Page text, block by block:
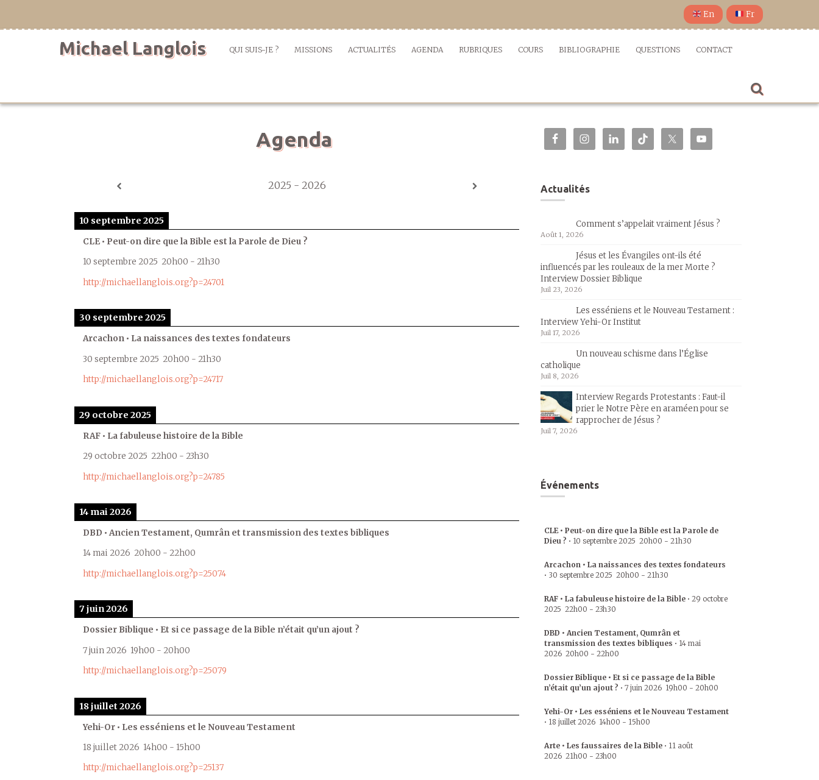
En Fr
Michael Langlois QUI SUIS-JE ? MISSIONS ACTUALITÉS AGENDA RUBRIQUES COURS BIBLIOGRAPHIE QUESTIONS CONTACT
Agenda
2025 - 2026
10 septembre 2025
CLE • Peut-on dire que la Bible est la Parole de Dieu ?
10 septembre 2025 20h00 - 21h30
http://michaellanglois.org?p=24701
30 septembre 2025
Arcachon • La naissances des textes fondateurs
30 septembre 2025 20h00 - 21h30
http://michaellanglois.org?p=24717
29 octobre 2025
RAF • La fabuleuse histoire de la Bible
29 octobre 2025 22h00 - 23h30
http://michaellanglois.org?p=24785
14 mai 2026
DBD • Ancien Testament, Qumrân et transmission des textes bibliques
14 mai 2026 20h00 - 22h00
http://michaellanglois.org?p=25074
7 juin 2026
Dossier Biblique • Et si ce passage de la Bible n’était qu’un ajout ?
7 juin 2026 19h00 - 20h00
http://michaellanglois.org?p=25079
18 juillet 2026
Yehi-Or • Les esséniens et le Nouveau Testament
18 juillet 2026 14h00 - 15h00
http://michaellanglois.org?p=25137
Actualités
Comment s’appelait vraiment Jésus ?
Août 1, 2026
Jésus et les Évangiles ont-ils été
influencés par les rouleaux de la mer Morte ?
Interview Dossier Biblique
Juil 23, 2026
Les esséniens et le Nouveau Testament :
Interview Yehi-Or Institut
Juil 17, 2026
Un nouveau schisme dans l’Église
catholique
Juil 8, 2026
Interview Regards Protestants : Faut-il
prier le Notre Père en araméen pour se
rapprocher de Jésus ?
Juil 7, 2026
Événements
CLE • Peut-on dire que la Bible est la Parole de
Dieu ? • 10 septembre 2025 20h00 - 21h30
Arcachon • La naissances des textes fondateurs
• 30 septembre 2025 20h00 - 21h30
RAF • La fabuleuse histoire de la Bible • 29 octobre
2025 22h00 - 23h30
DBD • Ancien Testament, Qumrân et
transmission des textes bibliques • 14 mai
2026 20h00 - 22h00
Dossier Biblique • Et si ce passage de la Bible
n’était qu’un ajout ? • 7 juin 2026 19h00 - 20h00
Yehi-Or • Les esséniens et le Nouveau Testament
• 18 juillet 2026 14h00 - 15h00
Arte • Les faussaires de la Bible • 11 août
2026 21h00 - 23h00